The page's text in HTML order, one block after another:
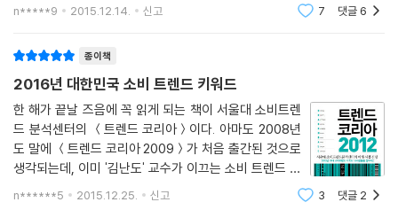
는 이벤트가 많다. 이런 이벤트를 통해 대중은 기부를 한다는 뿌듯함과 게
다. 따라서 기업들은 이러한 이벤트를 기꺼이 기부 개념으로 후원하는 것
이다. 실제로 페이스북에서는 ‘좋아요’ 횟수만큼 기금이 쌓이는 많은 프로
그램이 개발되었다.
---「연극적 개념소비」중에서
공유 자동차 서비스도 더욱 활성화되고 있다. 낯선 타인과 차량을 공유한
다는 불편함과 차량에 대한 소유욕을 포기하지 못하는 국내 소비자들의 성
‘미래형 자급자족’ 키워드는 지속적으로 잘 먹고 잘살기 위한 공동체적 해
불안과 근심 속에서도 소비는 계속 되고 그것은 이 짜증나는 현실을 타파
할 새로운 재밋거리의 추구와 연결된다. ‘원초적 본능’에 대한 몰두다. 이왕
이면 재미있게, 좀 더 신선하게, 아니면 아주 다르게. 너무 잘 나가는 것들
만 보는 것도 지겨워진 시대. 사람들은 이제 싼 티 나는 B급 정서를 더 반기
고 기존의 질서를 파괴하는 것들을 신선하게 바라본다. 키치적 재미에 눈
뜬 브랜드들이 이 시장에서 앞서가고 있는 이유다.
n*****9 2015.12.14. 신고 7 댓글6
종이책
2016년 대한민국 소비 트렌드 키워드
한 해가 끝날 즈음에 꼭 읽게 되는 책이 서울대 소비트렌
드 분석센터의 ＜트렌드 코리아＞이다. 아마도 2008년
도 말에 ＜트렌드 코리아 2009＞가 처음 출간된 것으로
생각되는데, 이미 '김난도' 교수가 이끄는 소비 트렌드 분
석센터 TRENDERS'날'에서는 2005년부터 트렌드를 예
n******5 2015.12.25. 신고 3 댓글 2